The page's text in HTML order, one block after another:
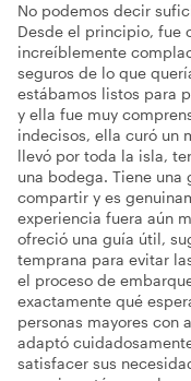
No podemos decir
Desde el principio, fue
increíblemente
seguros de lo que
estábamos listos para
y ella fue muy
indecisos, ella curó un
llevó por toda la isla,
una bodega. Tiene
compartir y es
experiencia fuera aún
ofreció una guía útil,
temprana para evitar
el proceso de
exactamente qué
personas mayores con
adaptó
satisfacer sus